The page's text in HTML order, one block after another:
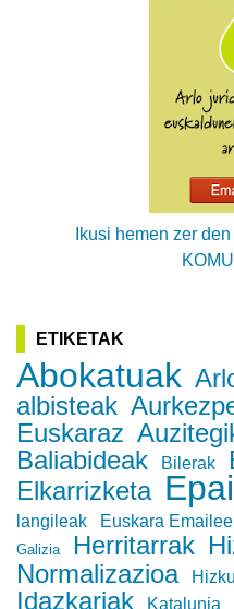
Ikusi hemen zer
ETIKETAK
Abokatuak
albisteak
Euskaraz
Baliabideak
Bilerak
Elkarrizketa
langileak
Euskara
Galizia Herritarrak
Normalizazioa
Idazkariak Katalunia